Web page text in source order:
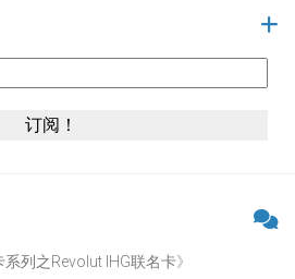
系列之Revolut IHG联名卡》